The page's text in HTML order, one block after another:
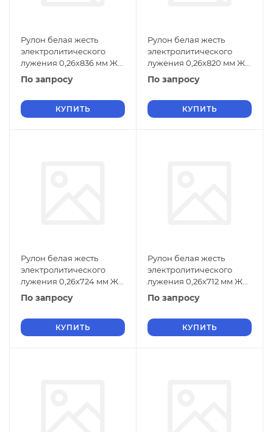
Рулон белая жесть
электролитического
лужения 0,26х836 мм ЖК
ГОСТ Р 52204-2004
По запросу
КУПИТЬ
Рулон белая жесть
электролитического
лужения 0,26х820 мм ЖК
ГОСТ Р 52204-2004
По запросу
КУПИТЬ
Рулон белая жесть
электролитического
лужения 0,26х724 мм ЖК
ГОСТ Р 52204-2004
По запросу
КУПИТЬ
Рулон белая жесть
электролитического
лужения 0,26х712 мм ЖК
ГОСТ Р 52204-2004
По запросу
КУПИТЬ